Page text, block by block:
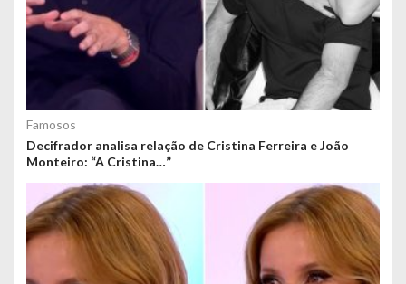
Famosos
Decifrador analisa relação de Cristina Ferreira e João
Monteiro: “A Cristina…”